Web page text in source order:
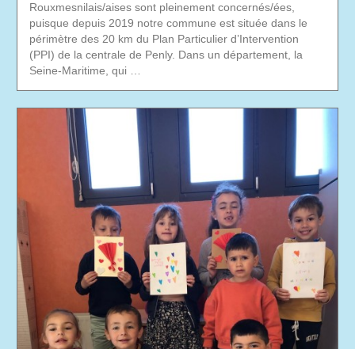
Rouxmesnilais/aises sont pleinement concernés/ées,
puisque depuis 2019 notre commune est située dans le
périmètre des 20 km du Plan Particulier d’Intervention
(PPI) de la centrale de Penly. Dans un département, la
Seine-Maritime, qui …